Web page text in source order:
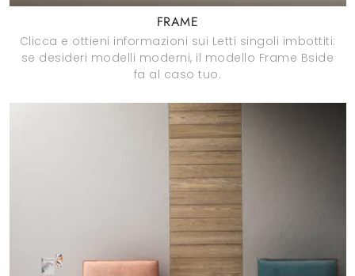
FRAME
Clicca e ottieni informazioni sui Letti singoli imbottiti:
se desideri modelli moderni, il modello Frame Bside
fa al caso tuo.